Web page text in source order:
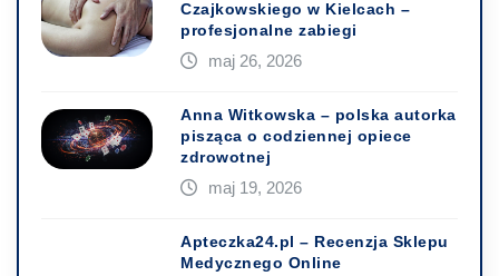
Czajkowskiego w Kielcach –
profesjonalne zabiegi
maj 26, 2026
Anna Witkowska – polska autorka
pisząca o codziennej opiece
zdrowotnej
maj 19, 2026
Apteczka24.pl – Recenzja Sklepu
Medycznego Online